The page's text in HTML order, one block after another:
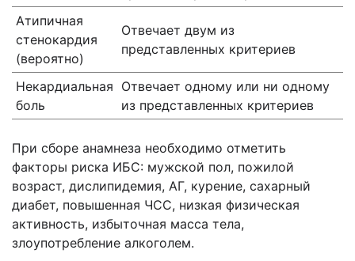
Атипичная
стенокардия
(вероятно)
Отвечает двум из
представленных критериев
Некардиальная
боль
Отвечает одному или ни одному
из представленных критериев
При сборе анамнеза необходимо отметить
факторы риска ИБС: мужской пол, пожилой
возраст, дислипидемия, АГ, курение, сахарный
диабет, повышенная ЧСС, низкая физическая
активность, избыточная масса тела,
злоупотребление алкоголем.